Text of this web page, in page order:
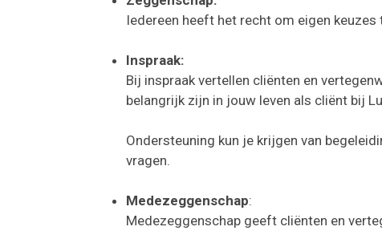
Iedereen heeft het recht om eigen
Inspraak:
Bij inspraak vertellen cliënten en
belangrijk zijn in jouw leven als cliënt bij
Ondersteuning kun je krijgen van
vragen.
Medezeggenschap:
Medezeggenschap geeft cliënten en